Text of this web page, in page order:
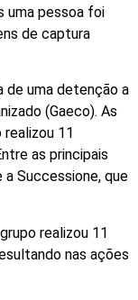
uma pessoa foi
de captura
de uma detenção a
(Gaeco). As
11
as principais
Successione, que
realizou 11
nas ações